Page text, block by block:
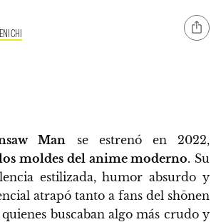
Man se estrenó en 2022,
moldes del anime moderno. Su
estilizada, humor absurdo y
atrapó tanto a fans del shōnen
buscaban algo más crudo y